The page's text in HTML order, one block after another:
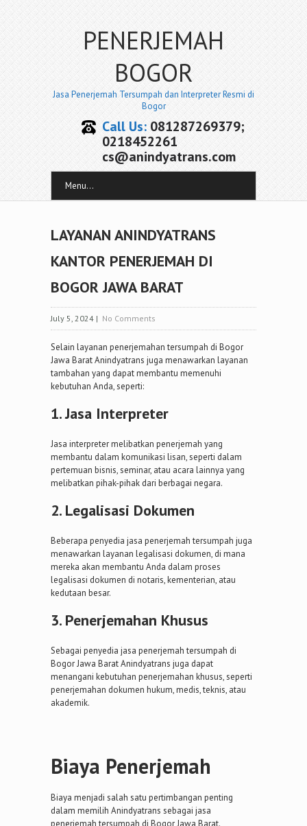
PENERJEMAH
BOGOR
Jasa Penerjemah Tersumpah dan Interpreter Resmi di
Bogor
Call Us:081287269379;
0218452261
cs@anindyatrans.com
Menu...
LAYANAN ANINDYATRANS
KANTOR PENERJEMAH DI
BOGOR JAWA BARAT
July 5, 2024 | No Comments
Selain layanan penerjemahan tersumpah di Bogor
Jawa Barat Anindyatrans juga menawarkan layanan
tambahan yang dapat membantu memenuhi
kebutuhan Anda, seperti:
1. Jasa Interpreter
Jasa interpreter melibatkan penerjemah yang
membantu dalam komunikasi lisan, seperti dalam
pertemuan bisnis, seminar, atau acara lainnya yang
melibatkan pihak-pihak dari berbagai negara.
2. Legalisasi Dokumen
Beberapa penyedia jasa penerjemah tersumpah juga
menawarkan layanan legalisasi dokumen, di mana
mereka akan membantu Anda dalam proses
legalisasi dokumen di notaris, kementerian, atau
kedutaan besar.
3. Penerjemahan Khusus
Sebagai penyedia jasa penerjemah tersumpah di
Bogor Jawa Barat Anindyatrans juga dapat
menangani kebutuhan penerjemahan khusus, seperti
penerjemahan dokumen hukum, medis, teknis, atau
akademik.
Biaya Penerjemah
Biaya menjadi salah satu pertimbangan penting
dalam memilih Anindyatrans sebagai jasa
penerjemah tersumpah di Bogor Jawa Barat.